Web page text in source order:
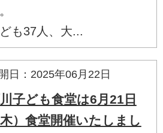
も37人、大...
日：2025年06月22日
子ども食堂は6月21日
木）食堂開催いたしまし